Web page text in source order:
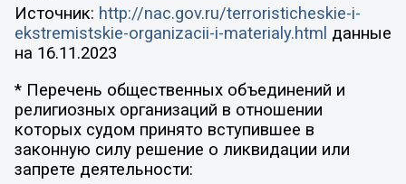
Источник: http://nac.gov.ru/terroristicheskie-i-
ekstremistskie-organizacii-i-materialy.html данные
на 16.11.2023
* Перечень общественных объединений и
религиозных организаций в отношении
которых судом принято вступившее в
законную силу решение о ликвидации или
запрете деятельности: